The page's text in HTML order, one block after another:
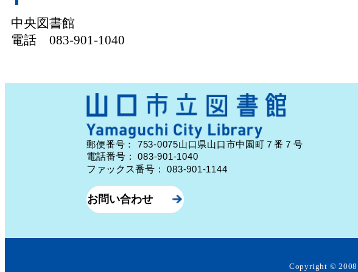
中央図書館
電話 083-901-1040
郵便番号： 753-0075山口県山口市中園町７番７号
電話番号：083-901-1040
ファックス番号：083-901-1144
お問い合わせ
Copyright ©